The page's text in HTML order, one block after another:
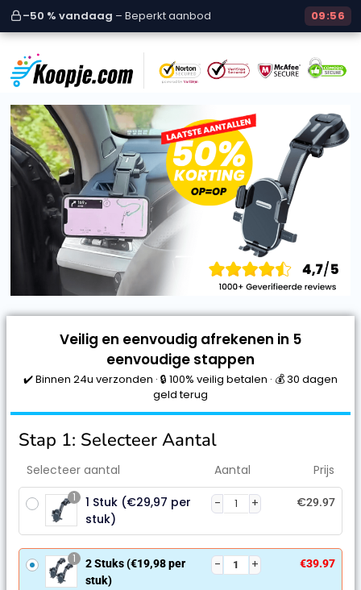
–50 % vandaag – Beperkt aanbod 09:56
Veilig en eenvoudig afrekenen in 5
eenvoudige stappen
✔️ Binnen 24u verzonden · 🔒 100% veilig betalen · 💰 30 dagen
geld terug
Stap 1: Selecteer Aantal
Selecteer aantal Aantal Prijs
1
1 Stuk (€29,97 per
stuk)
€29.97
1
2 Stuks (€19,98 per
stuk)
€39.97